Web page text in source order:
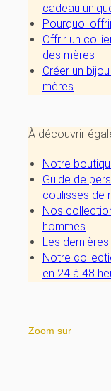
cadeau
Pourquoi
Offrir un
des mères
Créer un
mères
À découvrir
Notre
Guide de
coulisses de
Nos
hommes
Les
Notre
en 24 à 48
Zoom sur